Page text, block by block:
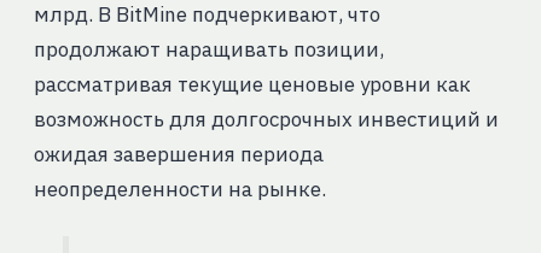
млрд. В BitMine подчеркивают, что
продолжают наращивать позиции,
рассматривая текущие ценовые уровни как
возможность для долгосрочных инвестиций и
ожидая завершения периода
неопределенности на рынке.